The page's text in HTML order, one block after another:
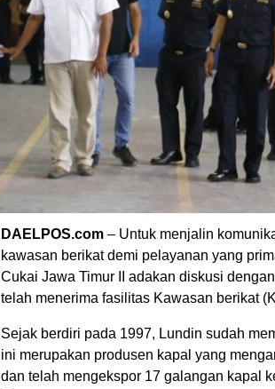
DAELPOS.com – Untuk menjalin
kawasan berikat demi pelayanan yang
Cukai Jawa Timur II adakan diskusi
telah menerima fasilitas Kawasan berikat
Sejak berdiri pada 1997, Lundin sudah
ini merupakan produsen kapal yang
dan telah mengekspor 17 galangan kapal